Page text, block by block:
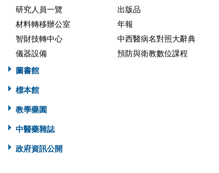
研究人員一覽
材料轉移辦公室
智財技轉中心
儀器設備
出版品
年報
中西醫病名對照大辭典
預防與衛教數位課程
圖書館
標本館
教學藥園
中醫藥雜誌
政府資訊公開